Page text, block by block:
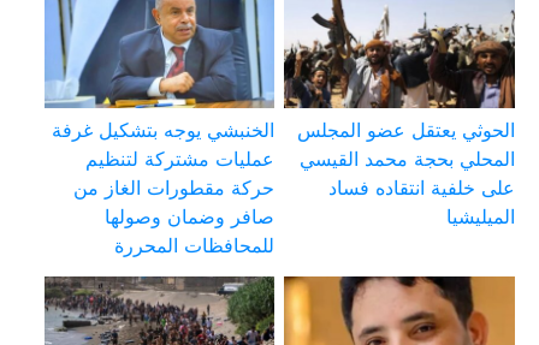
الحوثي يعتقل عضو المجلس
المحلي بحجة محمد القيسي
على خلفية انتقاده فساد
الميليشيا
الخنبشي يوجه بتشكيل غرفة
عمليات مشتركة لتنظيم
حركة مقطورات الغاز من
صافر وضمان وصولها
للمحافظات المحررة